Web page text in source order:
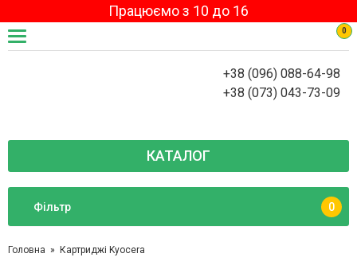
Працюємо з 10 до 16
0
+38 (096) 088-64-98
+38 (073) 043-73-09
КАТАЛОГ
Фільтр 0
Тип картриджа
Головна Картриджі Kyocera